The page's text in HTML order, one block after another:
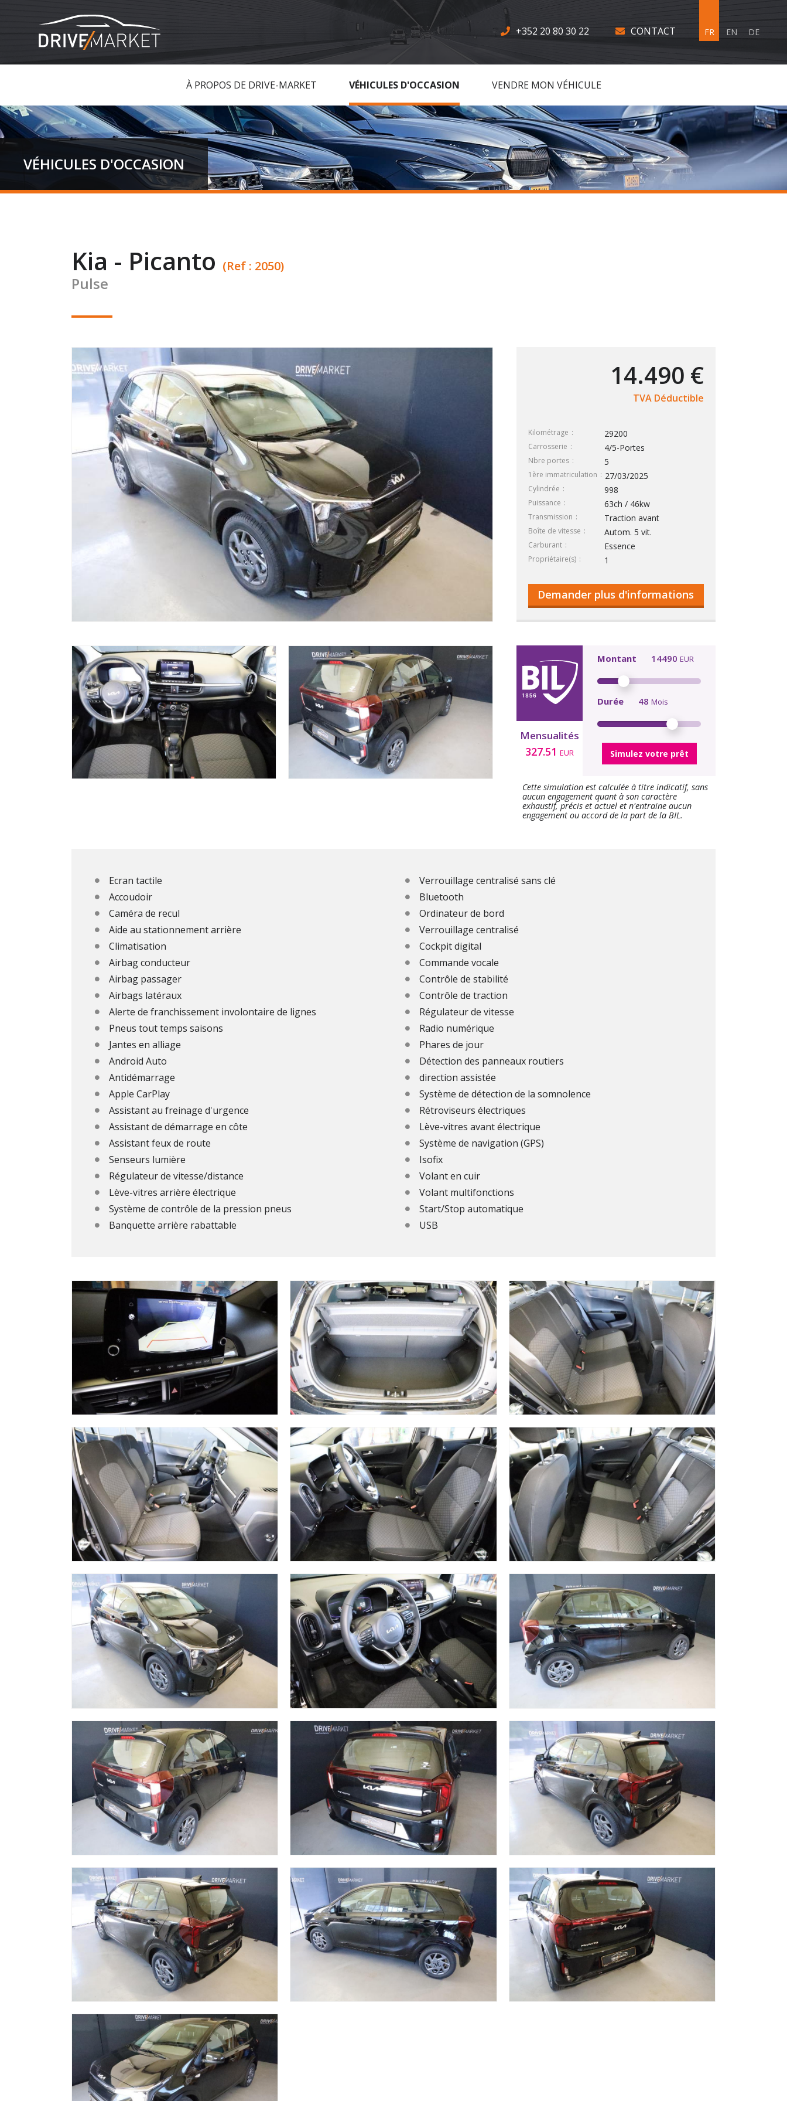
+352 20 80 30 22 CONTACT FR EN DE
À PROPOS DE DRIVE-MARKET VÉHICULES D'OCCASION VENDRE MON VÉHICULE
VÉHICULES D'OCCASION
Kia - Picanto (Ref : 2050)
Pulse
14.490 €
TVA Déductible
Kilométrage 29200
Carrosserie 4/5-Portes
Nbre portes 5
1ère immatriculation 27/03/2025
Cylindrée 998
Puissance 63ch / 46kw
Transmission Traction avant
Boîte de vitesse Autom. 5 vit.
Carburant Essence
Propriétaire(s) 1
Demander plus d'informations
Mensualités
327.51 EUR
Montant 14490 EUR
Durée 48 Mois
Simulez votre prêt
Cette simulation est calculée à titre indicatif, sans
aucun engagement quant à son caractère
exhaustif, précis et actuel et n'entraine aucun
engagement ou accord de la part de la BIL.
Ecran tactile
Accoudoir
Caméra de recul
Aide au stationnement arrière
Climatisation
Airbag conducteur
Airbag passager
Airbags latéraux
Alerte de franchissement involontaire de lignes
Pneus tout temps saisons
Jantes en alliage
Android Auto
Antidémarrage
Apple CarPlay
Assistant au freinage d'urgence
Assistant de démarrage en côte
Assistant feux de route
Senseurs lumière
Régulateur de vitesse/distance
Lève-vitres arrière électrique
Système de contrôle de la pression pneus
Banquette arrière rabattable
Verrouillage centralisé sans clé
Bluetooth
Ordinateur de bord
Verrouillage centralisé
Cockpit digital
Commande vocale
Contrôle de stabilité
Contrôle de traction
Régulateur de vitesse
Radio numérique
Phares de jour
Détection des panneaux routiers
direction assistée
Système de détection de la somnolence
Rétroviseurs électriques
Lève-vitres avant électrique
Système de navigation (GPS)
Isofix
Volant en cuir
Volant multifonctions
Start/Stop automatique
USB